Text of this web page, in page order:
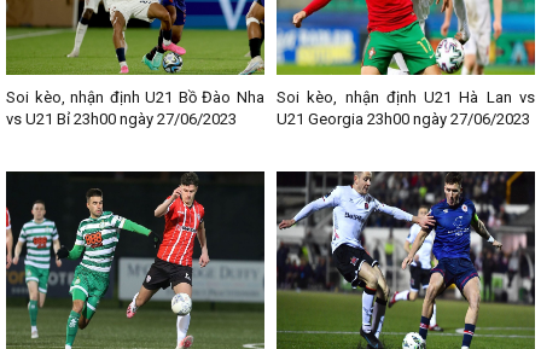
Soi kèo, nhận định U21 Bồ Đào Nha
vs U21 Bỉ 23h00 ngày 27/06/2023
Soi kèo, nhận định U21 Hà Lan vs
U21 Georgia 23h00 ngày 27/06/2023